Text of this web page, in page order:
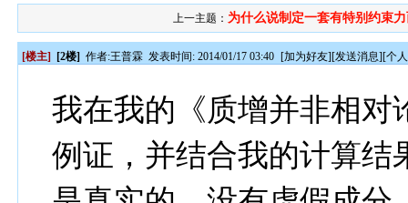
上一主题： 为什么说制定一套有特别约束
[楼主] [2楼] 作者:王普霖 发表时间: 2014/01/17 03:40 [加为好友][发送消息][个
我在我的《质增并非相对
例证，并结合我的计算结